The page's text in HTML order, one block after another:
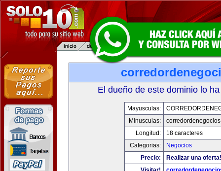
El dueño de este dominio lo
Mayusculas:
Minusculas:
Longitud:
18 caracteres
Categorias:
Negocios
Precio:
Realizar una oferta!